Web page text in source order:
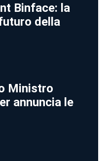
Binface: la
della
Ministro
annuncia le